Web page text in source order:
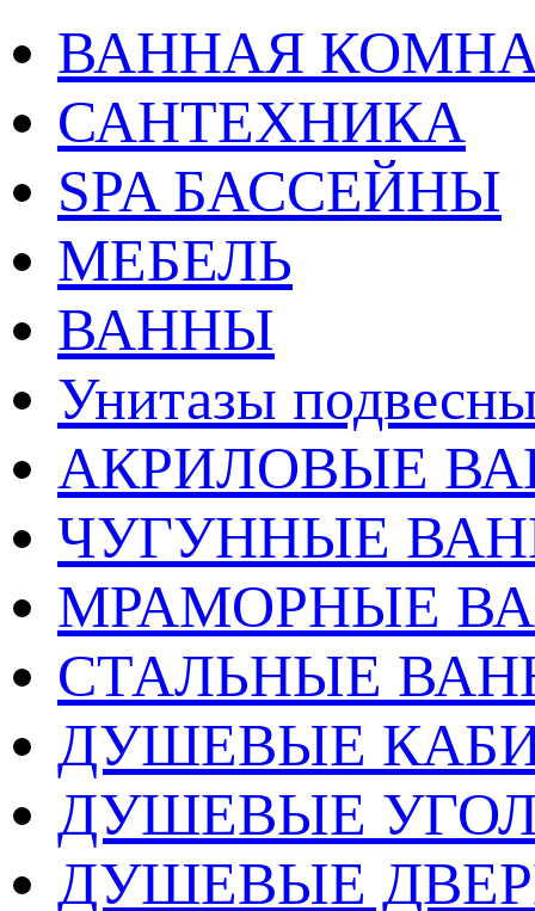
ВАННАЯ
САНТЕХНИКА
SPA БАССЕЙНЫ
МЕБЕЛЬ
ВАННЫ
Унитазы
АКРИЛОВЫЕ
ЧУГУННЫЕ
МРАМОРНЫЕ
СТАЛЬНЫЕ
ДУШЕВЫЕ
ДУШЕВЫЕ
ДУШЕВЫЕ